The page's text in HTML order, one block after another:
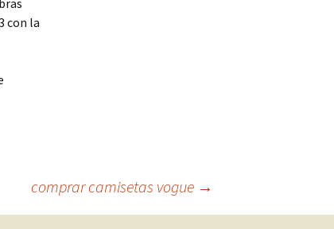
con la
comprar camisetas vogue →